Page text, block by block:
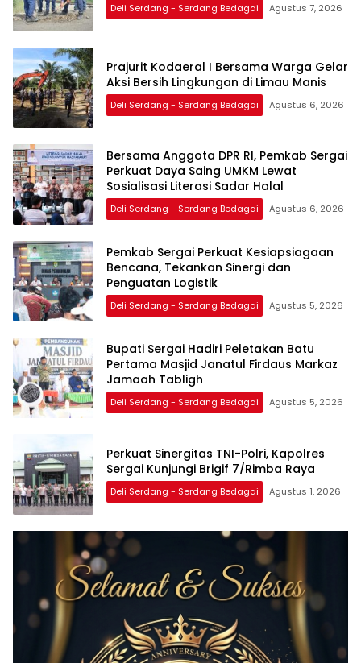
Deli Serdang - Serdang Bedagai Agustus 7, 2026
Prajurit Kodaeral I Bersama Warga Gelar
Aksi Bersih Lingkungan di Limau Manis
Deli Serdang - Serdang Bedagai Agustus 6, 2026
Bersama Anggota DPR RI, Pemkab Sergai
Perkuat Daya Saing UMKM Lewat
Sosialisasi Literasi Sadar Halal
Deli Serdang - Serdang Bedagai Agustus 6, 2026
Pemkab Sergai Perkuat Kesiapsiagaan
Bencana, Tekankan Sinergi dan
Penguatan Logistik
Deli Serdang - Serdang Bedagai Agustus 5, 2026
Bupati Sergai Hadiri Peletakan Batu
Pertama Masjid Janatul Firdaus Markaz
Jamaah Tabligh
Deli Serdang - Serdang Bedagai Agustus 5, 2026
Perkuat Sinergitas TNI-Polri, Kapolres
Sergai Kunjungi Brigif 7/Rimba Raya
Deli Serdang - Serdang Bedagai Agustus 1, 2026